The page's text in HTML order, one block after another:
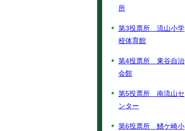
所
第3投票所 流山小学
校体育館
第4投票所 東谷自治
会館
第5投票所 南流山セ
ンター
第6投票所 鰭ケ崎小